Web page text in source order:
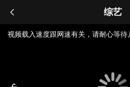
综艺
视频载入速度跟网速有关，请耐心等待
如果无法播放请重新刷新页面，或者切